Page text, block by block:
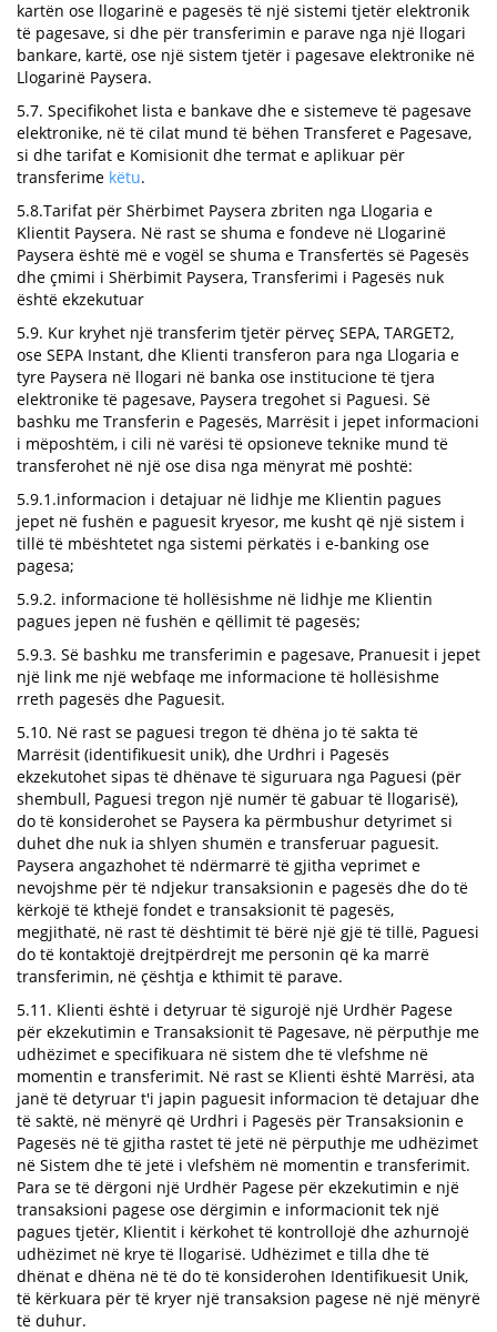
kartën ose llogarinë e pagesës të një sistemi tjetër elektronik
të pagesave, si dhe për transferimin e parave nga një llogari
bankare, kartë, ose një sistem tjetër i pagesave elektronike në
Llogarinë Paysera.
5.7. Specifikohet lista e bankave dhe e sistemeve të pagesave
elektronike, në të cilat mund të bëhen Transferet e Pagesave,
si dhe tarifat e Komisionit dhe termat e aplikuar për
transferime këtu.
5.8.Tarifat për Shërbimet Paysera zbriten nga Llogaria e
Klientit Paysera. Në rast se shuma e fondeve në Llogarinë
Paysera është më e vogël se shuma e Transfertës së Pagesës
dhe çmimi i Shërbimit Paysera, Transferimi i Pagesës nuk
është ekzekutuar
5.9. Kur kryhet një transferim tjetër përveç SEPA, TARGET2,
ose SEPA Instant, dhe Klienti transferon para nga Llogaria e
tyre Paysera në llogari në banka ose institucione të tjera
elektronike të pagesave, Paysera tregohet si Paguesi. Së
bashku me Transferin e Pagesës, Marrësit i jepet informacioni
i mëposhtëm, i cili në varësi të opsioneve teknike mund të
transferohet në një ose disa nga mënyrat më poshtë:
5.9.1.informacion i detajuar në lidhje me Klientin pagues
jepet në fushën e paguesit kryesor, me kusht që një sistem i
tillë të mbështetet nga sistemi përkatës i e-banking ose
pagesa;
5.9.2. informacione të hollësishme në lidhje me Klientin
pagues jepen në fushën e qëllimit të pagesës;
5.9.3. Së bashku me transferimin e pagesave, Pranuesit i jepet
një link me një webfaqe me informacione të hollësishme
rreth pagesës dhe Paguesit.
5.10. Në rast se paguesi tregon të dhëna jo të sakta të
Marrësit (identifikuesit unik), dhe Urdhri i Pagesës
ekzekutohet sipas të dhënave të siguruara nga Paguesi (për
shembull, Paguesi tregon një numër të gabuar të llogarisë),
do të konsiderohet se Paysera ka përmbushur detyrimet si
duhet dhe nuk ia shlyen shumën e transferuar paguesit.
Paysera angazhohet të ndërmarrë të gjitha veprimet e
nevojshme për të ndjekur transaksionin e pagesës dhe do të
kërkojë të kthejë fondet e transaksionit të pagesës,
megjithatë, në rast të dështimit të bërë një gjë të tillë, Paguesi
do të kontaktojë drejtpërdrejt me personin që ka marrë
transferimin, në çështja e kthimit të parave.
5.11. Klienti është i detyruar të sigurojë një Urdhër Pagese
për ekzekutimin e Transaksionit të Pagesave, në përputhje me
udhëzimet e specifikuara në sistem dhe të vlefshme në
momentin e transferimit. Në rast se Klienti është Marrësi, ata
janë të detyruar t'i japin paguesit informacion të detajuar dhe
të saktë, në mënyrë që Urdhri i Pagesës për Transaksionin e
Pagesës në të gjitha rastet të jetë në përputhje me udhëzimet
në Sistem dhe të jetë i vlefshëm në momentin e transferimit.
Para se të dërgoni një Urdhër Pagese për ekzekutimin e një
transaksioni pagese ose dërgimin e informacionit tek një
pagues tjetër, Klientit i kërkohet të kontrollojë dhe azhurnojë
udhëzimet në krye të llogarisë. Udhëzimet e tilla dhe të
dhënat e dhëna në të do të konsiderohen Identifikuesit Unik,
të kërkuara për të kryer një transaksion pagese në një mënyrë
të duhur.